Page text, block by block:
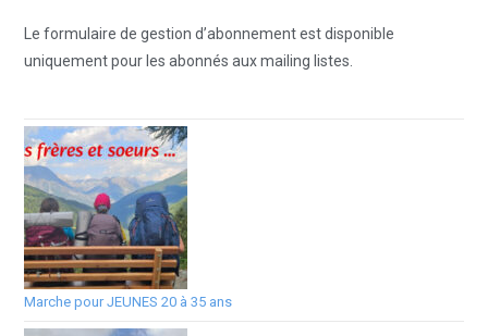
Le formulaire de gestion d’abonnement est disponible
uniquement pour les abonnés aux mailing listes.
Marche pour JEUNES 20 à 35 ans